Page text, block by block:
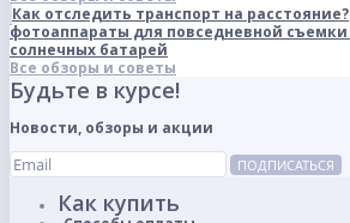
Как отследить транспорт на расстояние?
фотоаппараты для повседневной съемки
солнечных батарей
Все обзоры и советы
Будьте в курсе!
Новости, обзоры и акции
ПОДПИСАТЬСЯ
Как купить